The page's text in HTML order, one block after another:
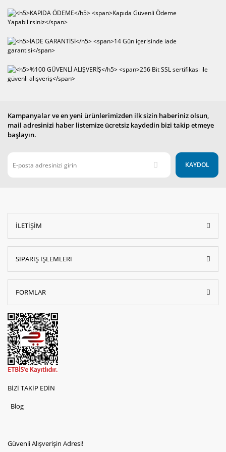
Kampanyalar ve en yeni ürünlerimizden ilk sizin haberiniz olsun,
mail adresinizi haber listemize ücretsiz kaydedin bizi takip etmeye
başlayın.
KAYDOL
İLETİŞİM
SİPARİŞ İŞLEMLERİ
FORMLAR
BİZİ TAKİP EDİN
Blog
Güvenli Alışverişin Adresi!